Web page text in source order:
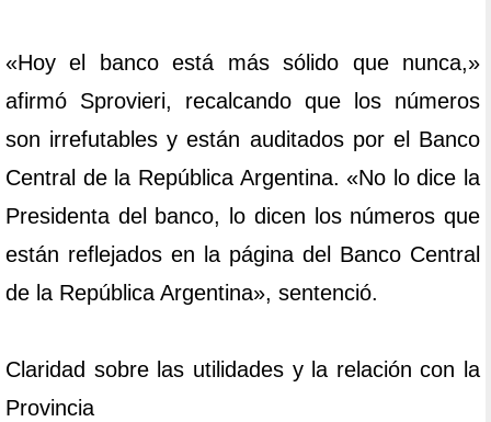
«Hoy el banco está más sólido que nunca,»
afirmó Sprovieri, recalcando que los números
son irrefutables y están auditados por el Banco
Central de la República Argentina. «No lo dice la
Presidenta del banco, lo dicen los números que
están reflejados en la página del Banco Central
de la República Argentina», sentenció.
Claridad sobre las utilidades y la relación con la
Provincia